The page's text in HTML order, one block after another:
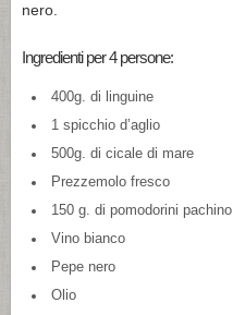
nero.
Ingredienti per 4 persone:
400g. di linguine
1 spicchio d’aglio
500g. di cicale di mare
Prezzemolo fresco
150 g. di pomodorini pachino
Vino bianco
Pepe nero
Olio